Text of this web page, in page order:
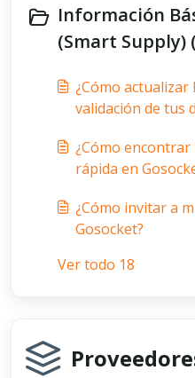
Información
(Smart Supply)
¿Cómo
validación de tus
proveedor y
¿Cómo
rápida en
¿Cómo invitar a
Gosocket?
Ver todo 18